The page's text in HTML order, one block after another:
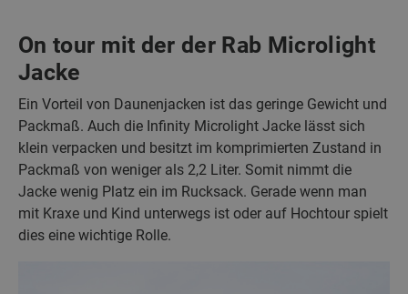
On tour mit der der Rab Microlight
Jacke
Ein Vorteil von Daunenjacken ist das geringe Gewicht und
Packmaß. Auch die Infinity Microlight Jacke lässt sich
klein verpacken und besitzt im komprimierten Zustand in
Packmaß von weniger als 2,2 Liter. Somit nimmt die
Jacke wenig Platz ein im Rucksack. Gerade wenn man
mit Kraxe und Kind unterwegs ist oder auf Hochtour spielt
dies eine wichtige Rolle.